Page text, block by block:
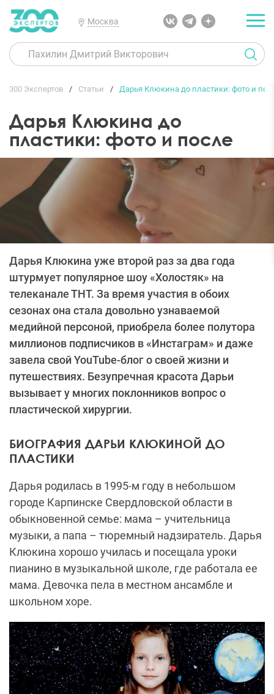
Москва
300 Экспертов Статьи Дарья Клюкина до пластики: фото и
Дарья Клюкина до
пластики: фото и после
Дарья Клюкина уже второй раз за два года
штурмует популярное шоу «Холостяк» на
телеканале ТНТ. За время участия в обоих
сезонах она стала довольно узнаваемой
медийной персоной, приобрела более полутора
миллионов подписчиков в «Инстаграм» и даже
завела свой YouTube-блог о своей жизни и
путешествиях. Безупречная красота Дарьи
вызывает у многих поклонников вопрос о
пластической хирургии.
БИОГРАФИЯ ДАРЬИ КЛЮКИНОЙ ДО
ПЛАСТИКИ
Дарья родилась в 1995-м году в небольшом
городе Карпинске Свердловской области в
обыкновенной семье: мама – учительница
музыки, а папа – тюремный надзиратель. Дарья
Клюкина хорошо училась и посещала уроки
пианино в музыкальной школе, где работала ее
мама. Девочка пела в местном ансамбле и
школьном хоре.